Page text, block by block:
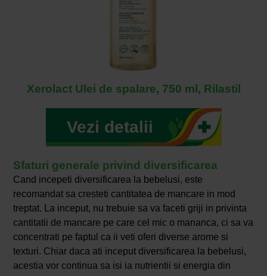
Xerolact Ulei de spalare, 750 ml, Rilastil
Vezi detalii
Sfaturi generale privind diversificarea
Cand incepeti diversificarea la bebelusi, este
recomandat sa cresteti cantitatea de mancare in mod
treptat. La inceput, nu trebuie sa va faceti griji in privinta
cantitatii de mancare pe care cel mic o mananca, ci sa va
concentrati pe faptul ca ii veti oferi diverse arome si
texturi. Chiar daca ati inceput diversificarea la bebelusi,
acestia vor continua sa isi ia nutrientii si energia din